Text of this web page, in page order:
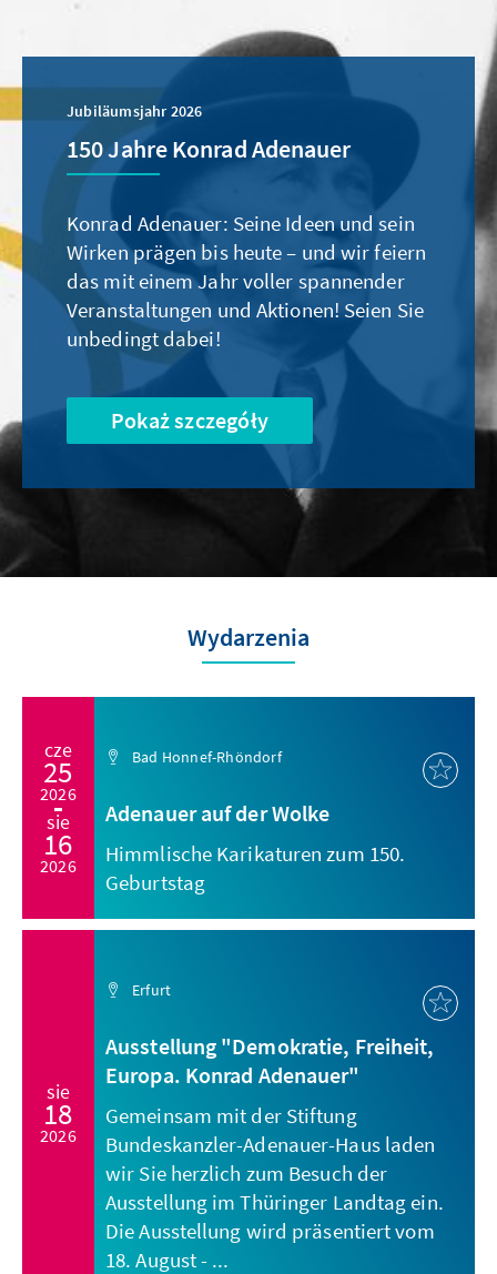
Jubiläumsjahr 2026
150 Jahre Konrad Adenauer
Konrad Adenauer: Seine Ideen und sein
Wirken prägen bis heute – und wir feiern
das mit einem Jahr voller spannender
Veranstaltungen und Aktionen! Seien Sie
unbedingt dabei!
Pokaż szczegóły
Wydarzenia
cze
25
2026
sie
16
2026
Bad Honnef-Rhöndorf
Adenauer auf der Wolke
Himmlische Karikaturen zum 150.
Geburtstag
sie
18
2026
Erfurt
Ausstellung "Demokratie, Freiheit,
Europa. Konrad Adenauer"
Gemeinsam mit der Stiftung
Bundeskanzler-Adenauer-Haus laden
wir Sie herzlich zum Besuch der
Ausstellung im Thüringer Landtag ein.
Die Ausstellung wird präsentiert vom
18. August - ...